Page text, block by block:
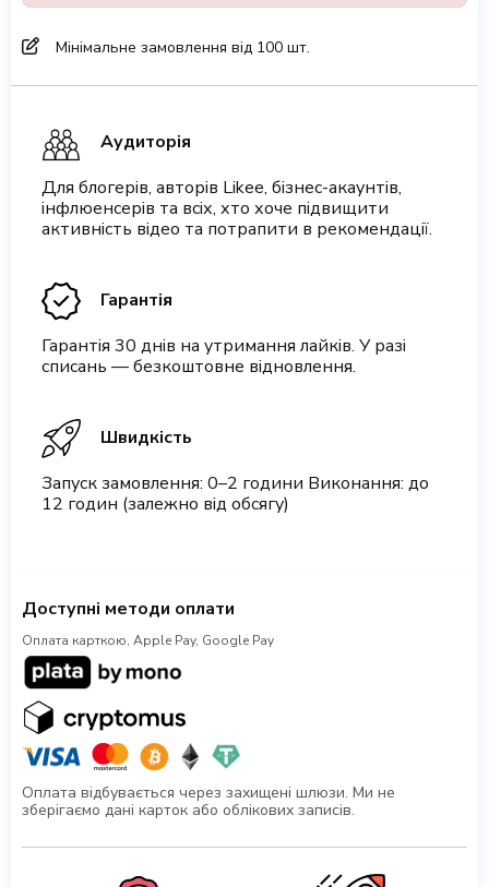
Мінімальне замовлення від 100 шт.
Аудиторія
Для блогерів, авторів Likee, бізнес-акаунтів,
інфлюенсерів та всіх, хто хоче підвищити
активність відео та потрапити в рекомендації.
Гарантія
Гарантія 30 днів на утримання лайків. У разі
списань — безкоштовне відновлення.
Швидкість
Запуск замовлення: 0–2 години Виконання: до
12 годин (залежно від обсягу)
Доступні методи оплати
Оплата карткою, Apple Pay, Google Pay
Оплата відбувається через захищені шлюзи. Ми не
зберігаємо дані карток або облікових записів.